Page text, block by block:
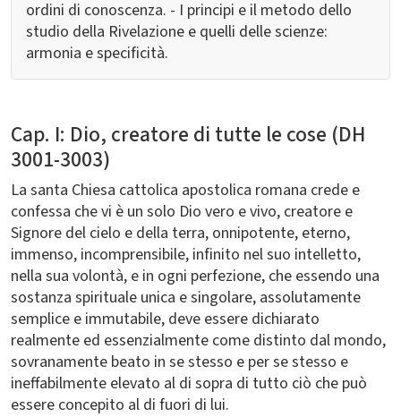
ordini di conoscenza. - I principi e il metodo dello
studio della Rivelazione e quelli delle scienze:
armonia e specificità.
Cap. I: Dio, creatore di tutte le cose (DH
3001-3003)
La santa Chiesa cattolica apostolica romana crede e
confessa che vi è un solo Dio vero e vivo, creatore e
Signore del cielo e della terra, onnipotente, eterno,
immenso, incomprensibile, infinito nel suo intelletto,
nella sua volontà, e in ogni perfezione, che essendo una
sostanza spirituale unica e singolare, assolutamente
semplice e immutabile, deve essere dichiarato
realmente ed essenzialmente come distinto dal mondo,
sovranamente beato in se stesso e per se stesso e
ineffabilmente elevato al di sopra di tutto ciò che può
essere concepito al di fuori di lui.